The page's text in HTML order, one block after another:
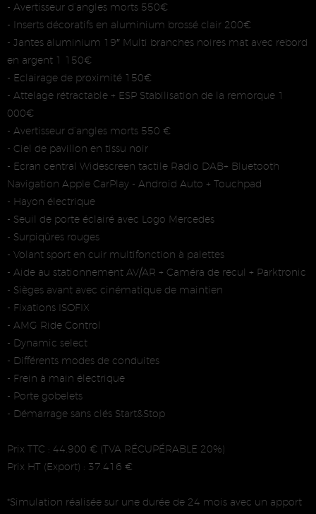
- Avertisseur d’angles morts 550€
- Inserts décoratifs en aluminium brossé clair 200€
- Jantes aluminium 19″ Multi branches noires mat avec rebord
en argent 1 150€
- Eclairage de proximité 150€
- Attelage rétractable + ESP Stabilisation de la remorque 1
000€
- Avertisseur d’angles morts 550 €
- Ciel de pavillon en tissu noir
- Ecran central Widescreen tactile Radio DAB+ Bluetooth
Navigation Apple CarPlay - Android Auto + Touchpad
- Hayon électrique
- Seuil de porte éclairé avec Logo Mercedes
- Surpiqûres rouges
- Volant sport en cuir multifonction à palettes
- Aide au stationnement AV/AR + Caméra de recul + Parktronic
- Sièges avant avec cinématique de maintien
- Fixations ISOFIX
- AMG Ride Control
- Dynamic select
- Différents modes de conduites
- Frein à main électrique
- Porte gobelets
- Démarrage sans clés Start&Stop
Prix TTC : 44.900 € (TVA RÉCUPÉRABLE 20%)
Prix HT (Export) : 37.416 €
*Simulation réalisée sur une durée de 24 mois avec un apport